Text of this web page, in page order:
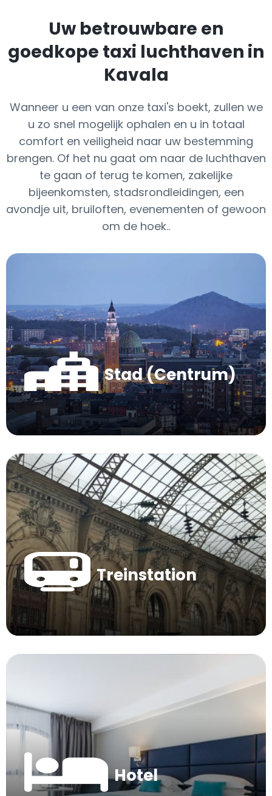
Uw betrouwbare en
goedkope taxi luchthaven in
Kavala
Wanneer u een van onze taxi's boekt, zullen we
u zo snel mogelijk ophalen en u in totaal
comfort en veiligheid naar uw bestemming
brengen. Of het nu gaat om naar de luchthaven
te gaan of terug te komen, zakelijke
bijeenkomsten, stadsrondleidingen, een
avondje uit, bruiloften, evenementen of gewoon
om de hoek..
Stad (Centrum)
Treinstation
Hotel